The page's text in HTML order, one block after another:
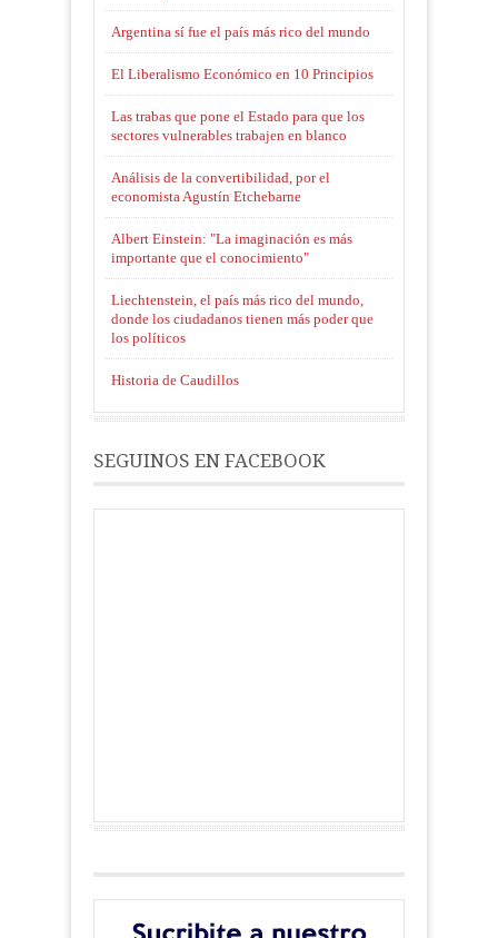
Argentina sí fue el país más rico del mundo
El Liberalismo Económico en 10 Principios
Las trabas que pone el Estado para que los
sectores vulnerables trabajen en blanco
Análisis de la convertibilidad, por el
economista Agustín Etchebarne
Albert Einstein: "La imaginación es más
importante que el conocimiento"
Liechtenstein, el país más rico del mundo,
donde los ciudadanos tienen más poder que
los políticos
Historia de Caudillos
SEGUINOS EN FACEBOOK